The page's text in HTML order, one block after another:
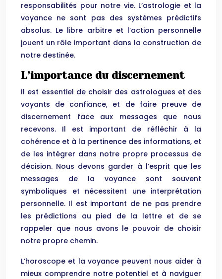
responsabilités pour notre vie. L’astrologie et la
voyance ne sont pas des systèmes prédictifs
absolus. Le libre arbitre et l’action personnelle
jouent un rôle important dans la construction de
notre destinée.
L’importance du discernement
Il est essentiel de choisir des astrologues et des
voyants de confiance, et de faire preuve de
discernement face aux messages que nous
recevons. Il est important de réfléchir à la
cohérence et à la pertinence des informations, et
de les intégrer dans notre propre processus de
décision. Nous devons garder à l’esprit que les
messages de la voyance sont souvent
symboliques et nécessitent une interprétation
personnelle. Il est important de ne pas prendre
les prédictions au pied de la lettre et de se
rappeler que nous avons le pouvoir de choisir
notre propre chemin.
L’horoscope et la voyance peuvent nous aider à
mieux comprendre notre potentiel et à naviguer